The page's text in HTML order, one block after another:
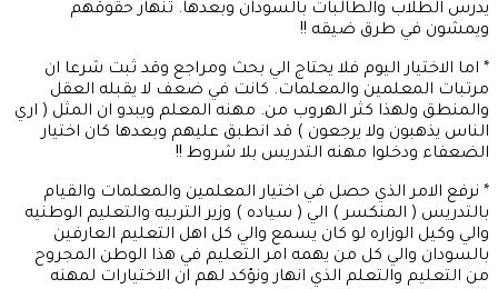
يدرس الطلاب والطالبات بالسودان وبعدها. تنهار حقوقهم
ويمشون في طرق ضيقه !!
* اما الاختيار اليوم فلا يحتاج الي بحث ومراجع وقد ثبت شرعا ان
مرتبات المعلمين والمعلمات. كانت في ضعف لا يقبله العقل
والمنطق ولهذا كثر الهروب من. مهنه المعلم ويبدو ان المثل ( اري
الناس يذهبون ولا يرجعون ) قد انطبق عليهم وبعدها كان اختيار
الضعفاء ودخلوا مهنه التدريس بلا شروط !!
* نرفع الامر الذي حصل في اختيار المعلمين والمعلمات والقيام
بالتدريس ( المنكسر ) الي ( سياده ) وزير التربيه والتعليم الوطنيه
والي وكيل الوزاره لو كان يسمع والي كل اهل التعليم العارفين
بالسودان والي كل من يهمه امر التعليم في هذا الوطن المجروح
من التعليم والتعلم الذي انهار ونؤكد لهم ان الاختيارات لمهنه